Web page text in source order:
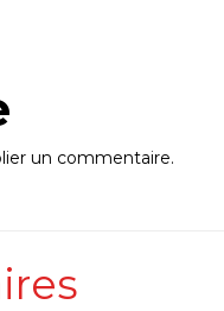
un commentaire.